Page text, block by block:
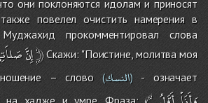
они поклоняются идолам и приносят
повелел очистить намерения в
прокомментировал слова
إِنَّ﴿Скажи: "Поистине, молитва моя
– слово(النسك)- означает